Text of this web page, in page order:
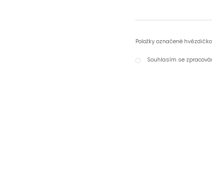
Položky označené
Souhlasím
Souhlasím se